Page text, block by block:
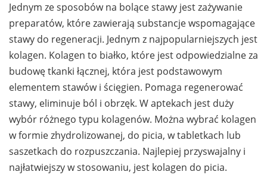
Jednym ze sposobów na bolące stawy jest zażywanie
preparatów, które zawierają substancje wspomagające
stawy do regeneracji. Jednym z najpopularniejszych jest
kolagen. Kolagen to białko, które jest odpowiedzialne za
budowę tkanki łącznej, która jest podstawowym
elementem stawów i ścięgien. Pomaga regenerować
stawy, eliminuje ból i obrzęk. W aptekach jest duży
wybór różnego typu kolagenów. Można wybrać kolagen
w formie zhydrolizowanej, do picia, w tabletkach lub
saszetkach do rozpuszczania. Najlepiej przyswajalny i
najłatwiejszy w stosowaniu, jest kolagen do picia.